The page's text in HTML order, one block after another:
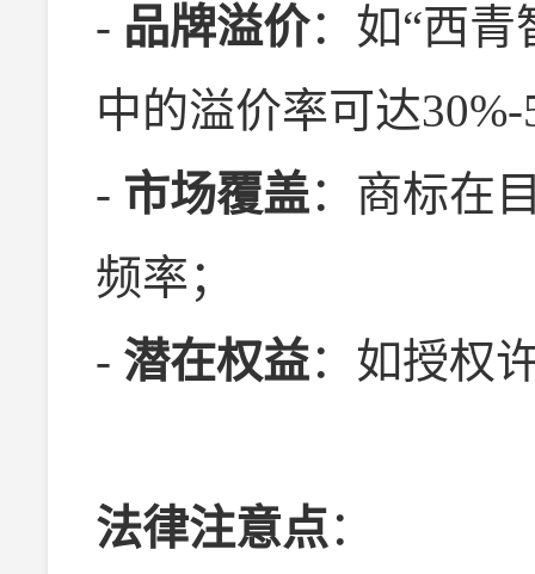
- 品牌溢价：如“西青
中的溢价率可达30%-
- 市场覆盖：商标在
频率；
- 潜在权益：如授权
法律注意点：